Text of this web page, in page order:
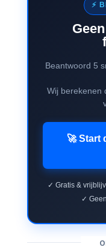
⚡
Beantwoord 5
Wij berekenen
🚀 Start
✓ Gratis &
✓